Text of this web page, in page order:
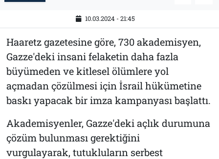
10.03.2024 - 21:45
Haaretz gazetesine göre, 730 akademisyen,
Gazze'deki insani felaketin daha fazla
büyümeden ve kitlesel ölümlere yol
açmadan çözülmesi için İsrail hükümetine
baskı yapacak bir imza kampanyası başlattı.
Akademisyenler, Gazze'deki açlık durumuna
çözüm bulunması gerektiğini
vurgulayarak, tutukluların serbest